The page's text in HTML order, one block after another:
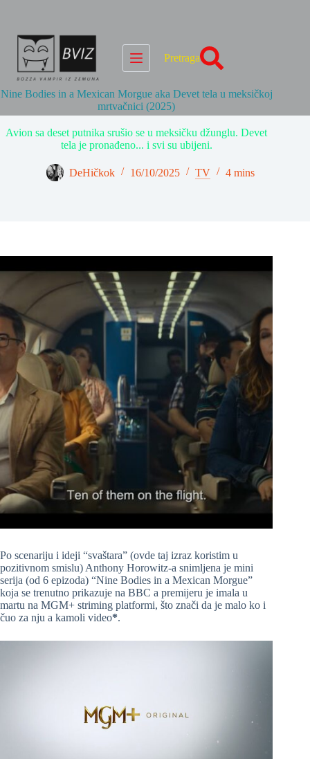
Pretraga
Nine Bodies in a Mexican Morgue aka Devet tela u meksičkoj
mrtvačnici (2025)
Avion sa deset putnika srušio se u meksičku džunglu. Devet
tela je pronađeno... i svi su ubijeni.
DeHičkok 16/10/2025 TV 4 mins
Po scenariju i ideji “svaštara” (ovde taj izraz koristim u
pozitivnom smislu) Anthony Horowitz-a snimljena je mini
serija (od 6 epizoda) “Nine Bodies in a Mexican Morgue”
koja se trenutno prikazuje na BBC a premijeru je imala u
martu na MGM+ striming platformi, što znači da je malo ko i
čuo za nju a kamoli video*.